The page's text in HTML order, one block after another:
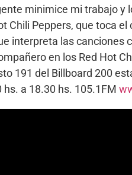
minimice mi trabajo
Chili Peppers, que toca
interpreta las canciones
en los Red Hot
191 del Billboard 200
a 18.30 hs. 105.1FM